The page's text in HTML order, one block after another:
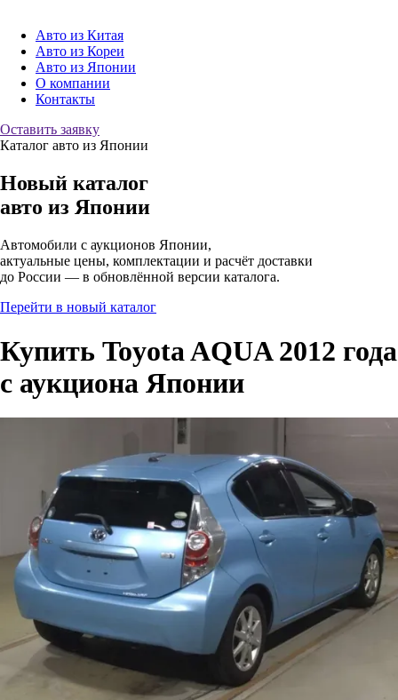
Авто из Китая
Авто из Кореи
Авто из Японии
О компании
Контакты
Оставить заявку
Каталог авто из Японии
Новый каталог
авто из Японии
Автомобили с аукционов Японии,
актуальные цены, комплектации и расчёт доставки
до России — в обновлённой версии каталога.
Перейти в новый каталог
Купить Toyota AQUA 2012 года
с аукциона Японии